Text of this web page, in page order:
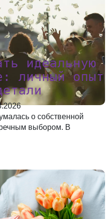
идеальную
личный опыт
о собственной
выбором. В